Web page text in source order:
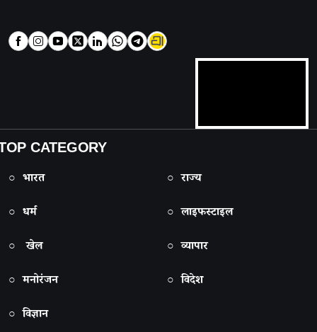
CATEGORY
○ भारत
○ राज्य
○ धर्म
○ लाइफस्टाइल
○ खेल
○ व्यापार
○ मनोरंजन
○ विदेश
○ विज्ञान